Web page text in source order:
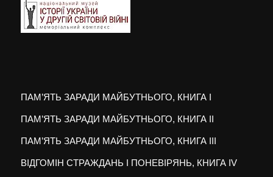
ПАМ’ЯТЬ ЗАРАДИ МАЙБУТНЬОГО, КНИГА I
ПАМ’ЯТЬ ЗАРАДИ МАЙБУТНЬОГО, КНИГА II
ПАМ’ЯТЬ ЗАРАДИ МАЙБУТНЬОГО, КНИГА III
ВІДГОМІН СТРАЖДАНЬ І ПОНЕВІРЯНЬ, КНИГА IV